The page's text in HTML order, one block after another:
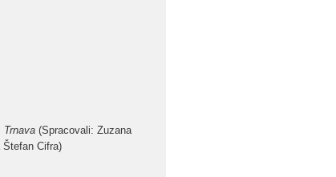
(Spracovali: Zuzana
Cifra)